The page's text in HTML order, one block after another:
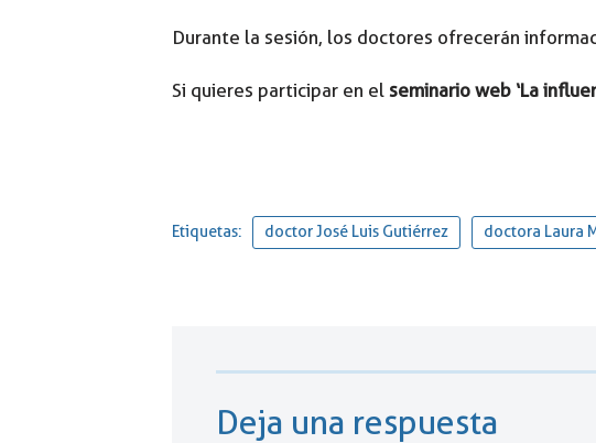
Durante la sesión, los doctores ofrecerán
Si quieres participar en el seminario web ‘La
Etiquetas: doctor José Luis Gutiérrez doctora Laura
Deja una respuesta